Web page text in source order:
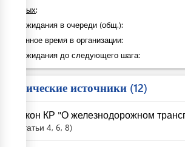
из которых:
Время ожидания в очереди (общ.):
Затраченное время в организации:
Время ожидания до следующего шага:
Юридические источники 12
Закон КР "О железнодорожном
Статьи 4, 6, 8